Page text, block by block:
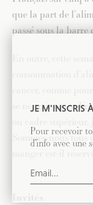
que la part de
passé sous la barre
En outre, cette
consommation
cancer, comme
se nourrit-on en
Sommes-nous
JE M'INSCRIS
Pour recevoir
d’info avec